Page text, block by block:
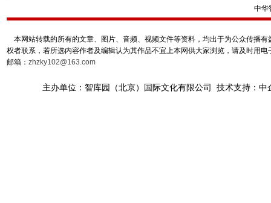
中华
本网站转载的所有的文章、图片、音频、视频文件等资料，均出于为公众传播
权者联系，若所选内容作者及编辑认为其作品不宜上本网供大家浏览，请及时用
邮箱： zhzky102@163.com
主办单位：智库园（北京）国际文化有限公司 技术支持：